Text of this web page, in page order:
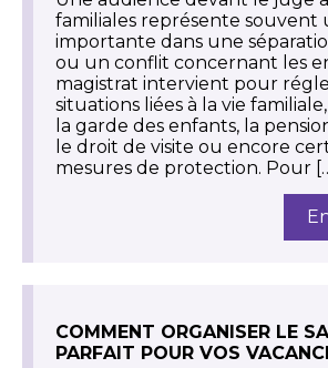
familiales représente souvent
importante dans une
ou un conflit concernant les
magistrat intervient pour
situations liées à la vie
la garde des enfants, la
le droit de visite ou encore
mesures de protection. Pour
COMMENT ORGANISER LE
PARFAIT POUR VOS